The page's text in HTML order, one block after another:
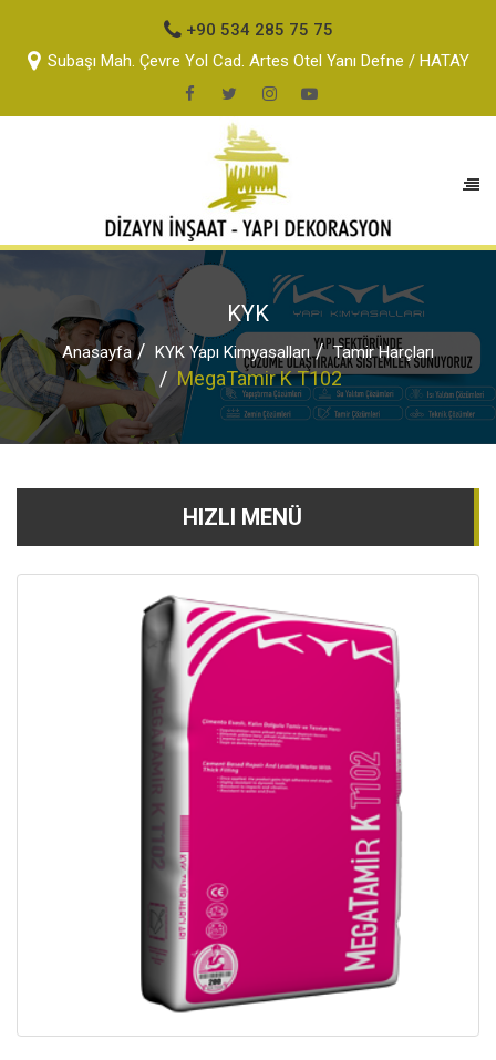
+90 534 285 75 75
Subaşı Mah. Çevre Yol Cad. Artes Otel Yanı Defne / HATAY
KYK
Anasayfa KYK Yapı Kimyasalları Tamir Harçları
MegaTamir K T102
HIZLI MENÜ